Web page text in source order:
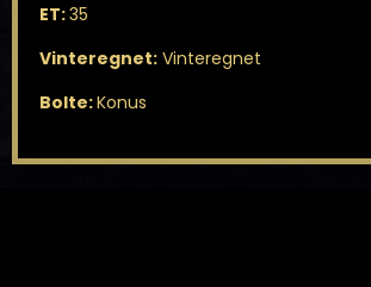
ET:35
Vinteregnet:Vinteregnet
Bolte:Konus